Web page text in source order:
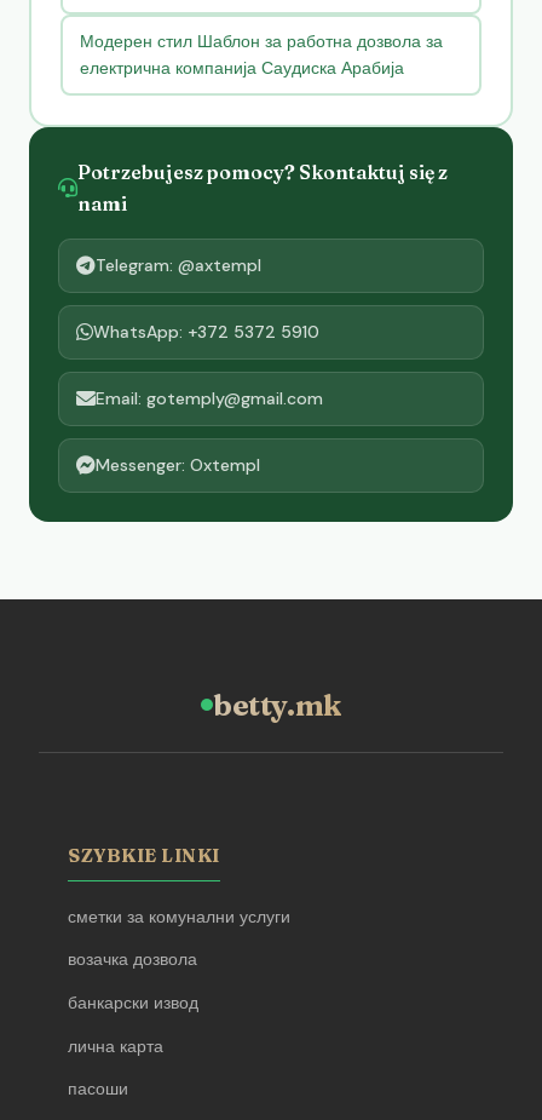
Модерен стил Шаблон за работна дозвола за
електрична компанија Саудиска Арабија
Potrzebujesz pomocy? Skontaktuj się z
nami
Telegram: @axtempl
WhatsApp: +372 5372 5910
Email: gotemply@gmail.com
Messenger: Oxtempl
betty.mk
SZYBKIE LINKI
сметки за комунални услуги
возачка дозвола
банкарски извод
лична карта
пасоши